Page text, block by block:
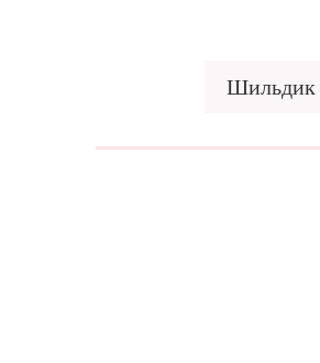
Шильдик